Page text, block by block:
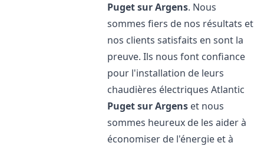
Puget sur Argens. Nous
sommes fiers de nos résultats et
nos clients satisfaits en sont la
preuve. Ils nous font confiance
pour l'installation de leurs
chaudières électriques Atlantic
Puget sur Argens et nous
sommes heureux de les aider à
économiser de l'énergie et à